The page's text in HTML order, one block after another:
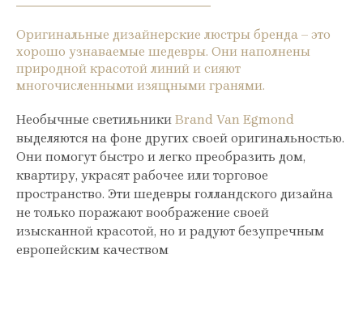
Оригинальные дизайнерские люстры бренда – это
хорошо узнаваемые шедевры. Они наполнены
природной красотой линий и сияют
многочисленными изящными гранями.
Необычные светильники Brand Van Egmond
выделяются на фоне других своей оригинальностью.
Они помогут быстро и легко преобразить дом,
квартиру, украсят рабочее или торговое
пространство. Эти шедевры голландского дизайна
не только поражают воображение своей
изысканной красотой, но и радуют безупречным
европейским качеством